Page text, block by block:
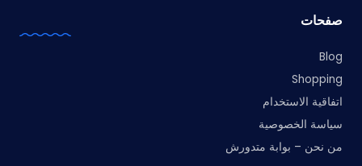
صفحات
Blog
Shopping
اتفاقية الاستخدام
سياسة الخصوصية
من نحن – بوابة متدورش